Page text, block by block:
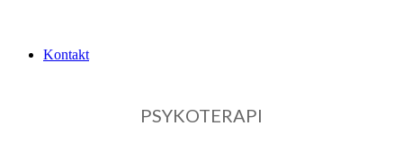
Kontakt
PSYKOTERAPI